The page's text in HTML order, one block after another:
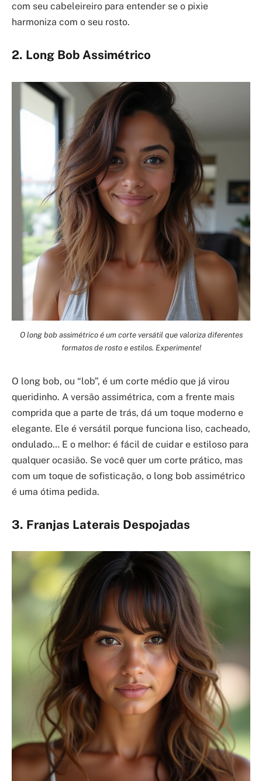
com seu cabeleireiro para entender se o pixie
harmoniza com o seu rosto.
2. Long Bob Assimétrico
O long bob assimétrico é um corte versátil que valoriza diferentes
formatos de rosto e estilos. Experimente!
O long bob, ou “lob”, é um corte médio que já virou
queridinho. A versão assimétrica, com a frente mais
comprida que a parte de trás, dá um toque moderno e
elegante. Ele é versátil porque funciona liso, cacheado,
ondulado… E o melhor: é fácil de cuidar e estiloso para
qualquer ocasião. Se você quer um corte prático, mas
com um toque de sofisticação, o long bob assimétrico
é uma ótima pedida.
3. Franjas Laterais Despojadas